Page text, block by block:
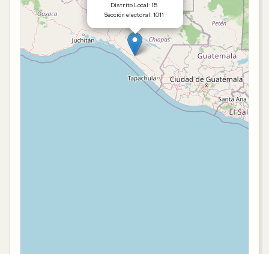
Distrito Local: 15
Sección electoral: 1011